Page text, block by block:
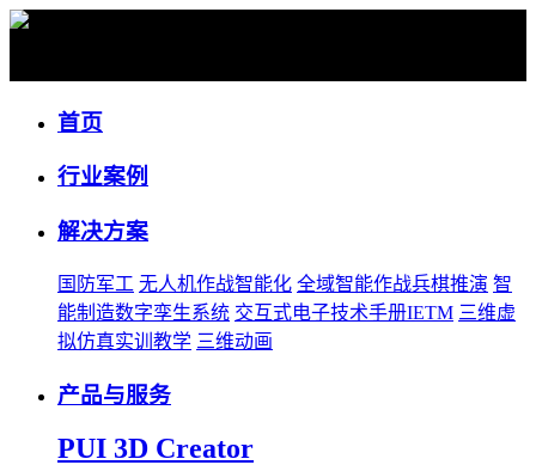
首页
行业案例
解决方案
国防军工 无人机作战智能化 全域智能作战兵棋推演 智
能制造数字孪生系统 交互式电子技术手册IETM 三维虚
拟仿真实训教学 三维动画
产品与服务
PUI 3D Creator